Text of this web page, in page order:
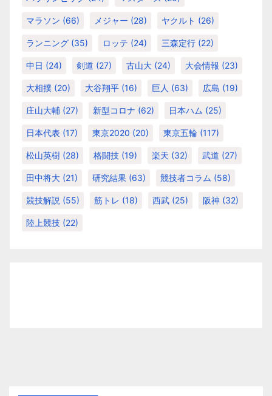
マラソン (66) メジャー (28) ヤクルト (26)
ランニング (35) ロッテ (24) 三森定行 (22)
中日 (24) 剣道 (27) 古山大 (24) 大会情報 (23)
大相撲 (20) 大谷翔平 (16) 巨人 (63) 広島 (19)
庄山大輔 (27) 新型コロナ (62) 日本ハム (25)
日本代表 (17) 東京2020 (20) 東京五輪 (117)
松山英樹 (28) 格闘技 (19) 楽天 (32) 武道 (27)
田中将大 (21) 研究結果 (63) 競技者コラム (58)
競技解説 (55) 筋トレ (18) 西武 (25) 阪神 (32)
陸上競技 (22)